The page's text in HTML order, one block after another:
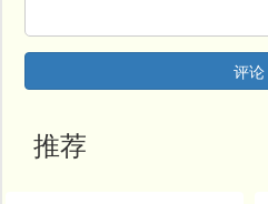
人
堂
评论
推荐